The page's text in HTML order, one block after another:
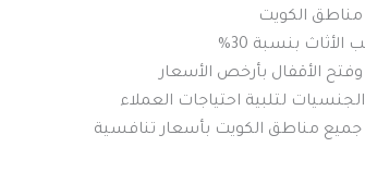
مناطق الكويت
الأقفال بأرخص الأسعار
لتلبية احتياجات العملاء